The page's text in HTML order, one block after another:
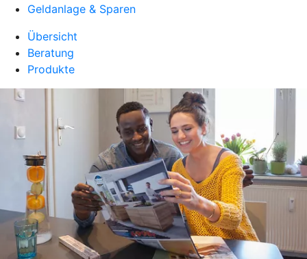
Geldanlage & Sparen
Übersicht
Beratung
Produkte